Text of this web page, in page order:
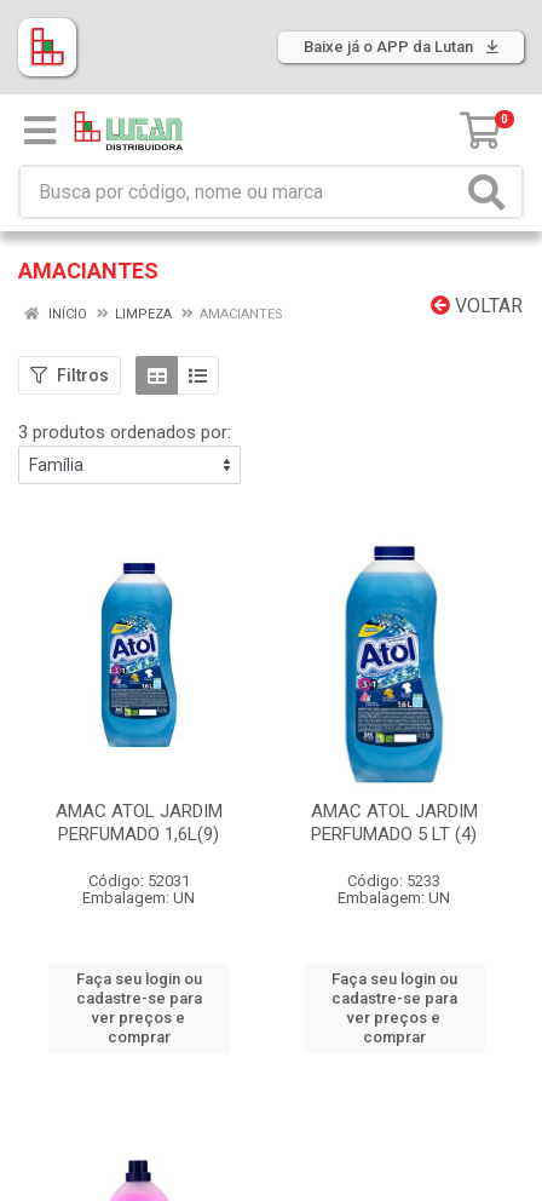
Baixe já o APP da Lutan
0
AMACIANTES
VOLTAR
INÍCIO LIMPEZA AMACIANTES
Filtros
3 produtos ordenados por:
AMAC ATOL JARDIM
PERFUMADO 1,6L(9)
Código: 52031
Embalagem: UN
Faça seu login ou
cadastre-se para
ver preços e
comprar
AMAC ATOL JARDIM
PERFUMADO 5 LT (4)
Código: 5233
Embalagem: UN
Faça seu login ou
cadastre-se para
ver preços e
comprar